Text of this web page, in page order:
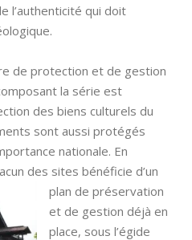
l’authenticité qui doit
de protection et de gestion
la série est
des biens culturels du
sont aussi protégés
nationale. En
des sites bénéficie d’un
plan de préservation
et de gestion déjà en
place, sous l’égide